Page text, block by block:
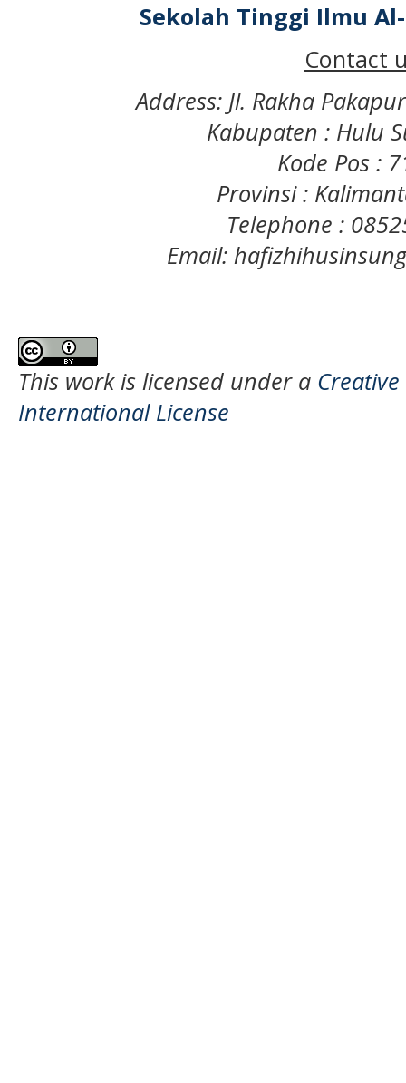
Sekolah Tinggi Ilmu
Contact
Address: Jl. Rakha
Kabupaten : Hulu
Kode Pos :
Provinsi :
Telephone :
Email:
This work is licensed under a
International License